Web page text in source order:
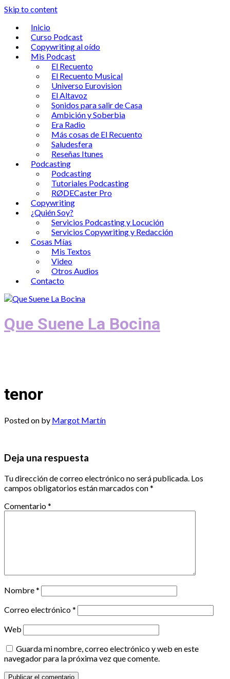
Skip to content
Inicio
Curso Podcast
Copywriting al oído
Mis Podcast
El Recuento
El Recuento Musical
Universo Eurovision
El Altavoz
Sonidos para salir de Casa
Ambición y Soberbia
Era Radio
Más cosas de El Recuento
Saludesfera
Reseñas Itunes
Podcasting
Podcasting
Tutoriales Podcasting
RØDECaster Pro
Copywriting
¿Quién Soy?
Servicios Podcasting y Locución
Servicios Copywriting y Redacción
Cosas Mías
Mis Textos
Video
Otros Audios
Contacto
Que Suene La Bocina
tenor
Posted on by Margot Martín
Deja una respuesta
Tu dirección de correo electrónico no será publicada. Los
campos obligatorios están marcados con*
Comentario*
Nombre*
Correo electrónico*
Web
Guarda mi nombre, correo electrónico y web en este
navegador para la próxima vez que comente.